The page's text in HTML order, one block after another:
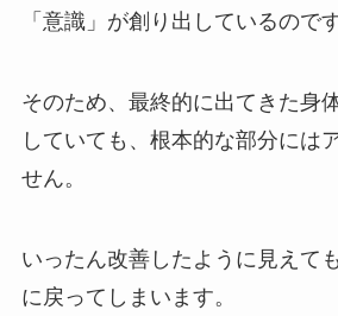
「意識」が創り出しているのです
そのため、最終的に出てきた身
していても、根本的な部分には
せん。
いったん改善したように見えて
に戻ってしまいます。